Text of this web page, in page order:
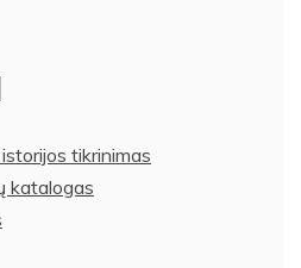
tikrinimas
katalogas